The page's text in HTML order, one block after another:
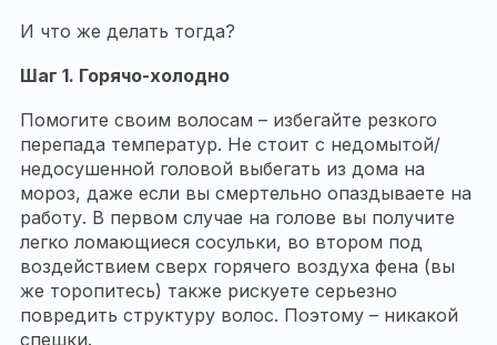
И что же делать тогда?
Шаг 1. Горячо-холодно
Помогите своим волосам – избегайте резкого
перепада температур. Не стоит с недомытой/
недосушенной головой выбегать из дома на
мороз, даже если вы смертельно опаздываете на
работу. В первом случае на голове вы получите
легко ломающиеся сосульки, во втором под
воздействием сверх горячего воздуха фена (вы
же торопитесь) также рискуете серьезно
повредить структуру волос. Поэтому – никакой
спешки.